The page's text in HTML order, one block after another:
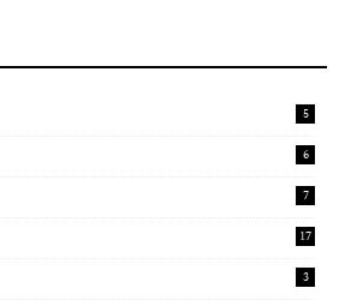
5
6
7
17
3